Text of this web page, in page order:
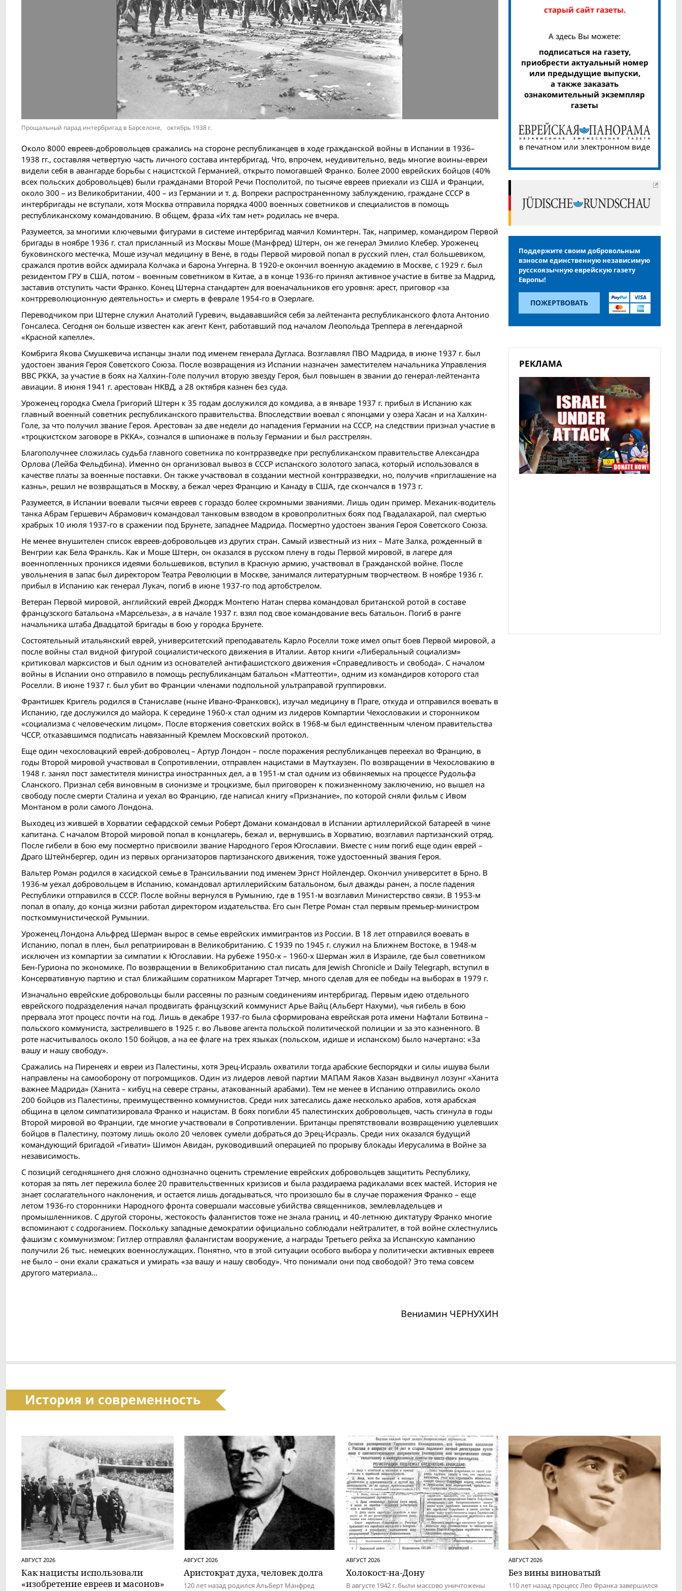
Прощальный парад интербригад в Барселоне, октябрь 1938 г.
Около 8000 евреев-добровольцев сражались на стороне республиканцев в ходе гражданской вой­ны в Испании в 1936–
1938 гг., составляя четвертую часть личного состава интербригад. Что, впрочем, неудивительно, ведь многие воины-евреи
видели себя в авангарде борьбы с нацистской Германией, открыто помогавшей Франко. Более 2000 еврейских бойцов (40%
всех польских добровольцев) были гражданами Второй Речи Посполитой, по тысяче евреев приехали из США и Франции,
около 300 – из Великобритании, 400 – из Германии и т. д. Вопреки распространенному заблуждению, граждане СССР в
интербригады не вступали, хотя Москва отправила порядка 4000 военных советников и специалистов в помощь
республиканскому командованию. В общем, фраза «Их там нет» родилась не вчера.
Разумеется, за многими ключевыми фигурами в системе интербригад маячил Коминтерн. Так, например, командиром Первой
бригады в ноябре 1936 г. стал присланный из Москвы Моше (Манфред) Штерн, он же генерал Эмилио Клебер. Уроженец
буковинского местечка, Моше изучал медицину в Вене, в годы Первой мировой попал в русский плен, стал большевиком,
сражался против войск адмирала Колчака и барона Унгерна. В 1920-е окончил военную академию в Москве, с 1929 г. был
резидентом ГРУ в США, потом – военным советником в Китае, а в конце 1936-го принял активное участие в битве за Мадрид,
заставив отступить части Франко. Конец Штерна стандартен для военачальников его уровня: арест, приговор «за
контрреволюционную деятельность» и смерть в феврале 1954-го в Озерлаге.
Переводчиком при Штерне служил Анатолий Гуревич, выдававшийся себя за лейтенанта республиканского флота Антонио
Гонсалеса. Сегодня он больше известен как агент Кент, работавший под началом Леопольда Треппера в легендарной
«Красной капелле».
Комбрига Якова Смушкевича испанцы знали под именем генерала Дугласа. Возглавлял ПВО Мадрида, в июне 1937 г. был
удостоен звания Героя Советского Союза. После возвращения из Испании назначен заместителем начальника Управления
ВВС РККА, за участие в боях на Халхин-Голе получил вторую звезду Героя, был повышен в звании до генерал-лейтенанта
авиации. 8 июня 1941 г. арестован НКВД, а 28 октября казнен без суда.
Уроженец городка Смела Григорий Штерн к 35 годам дослужился до комдива, а в январе 1937 г. прибыл в Испанию как
главный военный советник республиканского правительства. Впоследствии воевал с японцами у озера Хасан и на Халхин-
Голе, за что получил звание Героя. Арестован за две недели до нападения Германии на СССР, на следствии признал участие в
«троцкистском заговоре в РККА», сознался в шпионаже в пользу Германии и был расстрелян.
Благополучнее сложилась судьба главного советника по контрразведке при республиканском правительстве Александра
Орлова (Лейба Фельдбина). Именно он организовал вывоз в СССР испанского золотого запаса, который использовался в
качестве платы за военные поставки. Он также участвовал в создании местной контрразведки, но, получив «приглашение на
казнь», решил не возвращаться в Москву, а бежал через Францию и Канаду в США, где скончался в 1973 г.
Разумеется, в Испании воевали тысячи евреев с гораздо более скромными званиями. Лишь один пример. Механик-водитель
танка Абрам Гершевич Абрамович командовал танковым взводом в кровопролитных боях под Гвадалахарой, пал смертью
храбрых 10 июля 1937-го в сражении под Брунете, западнее Мадрида. Посмертно удостоен звания Героя Советского Союза.
Не менее внушителен список евреев-добровольцев из других стран. Самый известный из них – Мате Залка, рожденный в
Венгрии как Бела Франкль. Как и Моше Штерн, он оказался в русском плену в годы Первой мировой, в лагере для
военнопленных проникся идеями большевиков, вступил в Красную армию, участвовал в Гражданской вой­не. После
увольнения в запас был директором Театра Революции в Москве, занимался литературным творчеством. В ноябре 1936 г.
прибыл в Испанию как генерал Лукач, погиб в июне 1937-го под артобстрелом.
Ветеран Первой мировой, английский еврей Джордж Монтегю Натан сперва командовал британской ротой в составе
французского батальона «Марсельеза», а в начале 1937 г. взял под свое командование весь батальон. Погиб в ранге
начальника штаба Двадцатой бригады в бою у городка Брунете.
Состоятельный итальянский еврей, университетский преподаватель Карло Роселли тоже имел опыт боев Первой мировой, а
после вой­ны стал видной фигурой социалистического движения в Италии. Автор книги «Либеральный социализм»
критиковал марксистов и был одним из основателей антифашистского движения «Справедливость и свобода». С началом
вой­ны в Испании оно отправило в помощь республиканцам батальон «Маттеотти», одним из командиров которого стал
Роселли. В июне 1937 г. был убит во Франции членами подпольной ультраправой группировки.
Франтишек Кригель родился в Станиславе (ныне Ивано-Франковск), изучал медицину в Праге, откуда и отправился воевать в
Испанию, где дослужился до майора. К середине 1960-х стал одним из лидеров Компартии Чехословакии и сторонником
«социализма с человеческим лицом». После вторжения советских войск в 1968-м был единственным членом правительства
ЧССР, отказавшимся подписать навязанный Кремлем Московский протокол.
Еще один чехословацкий еврей-доброволец – Артур Лондон – после поражения республиканцев переехал во Францию, в
годы Второй мировой участвовал в Сопротивлении, отправлен нацистами в Маутхаузен. По возвращении в Чехословакию в
1948 г. занял пост заместителя министра иностранных дел, а в 1951-м стал одним из обвиняемых на процессе Рудольфа
Сланского. Признал себя виновным в сионизме и троцкизме, был приговорен к пожизненному заключению, но вышел на
свободу после смерти Сталина и уехал во Францию, где написал книгу «Признание», по которой сняли фильм с Ивом
Монтаном в роли самого Лондона.
Выходец из жившей в Хорватии сефардской семьи Роберт Домани командовал в Испании артиллерийской батареей в чине
капитана. С началом Второй мировой попал в концлагерь, бежал и, вернувшись в Хорватию, возглавил партизанский отряд.
После гибели в бою ему посмертно присвоили звание Народного Героя Югославии. Вместе с ним погиб еще один еврей –
Драго Штейнбергер, один из первых организаторов партизанского движения, тоже удостоенный звания Героя.
Вальтер Роман родился в хасидской семье в Трансильвании под именем Эрнст Нойлендер. Окончил университет в Брно. В
1936-м уехал добровольцем в Испанию, командовал артиллерийским батальоном, был дважды ранен, а после падения
Республики отправился в СССР. После вой­ны вернулся в Румынию, где в 1951-м возглавил Министерство связи. В 1953-м
попал в опалу, до конца жизни работал директором издательства. Его сын Петре Роман стал первым премьер-министром
посткоммунистической Румынии.
Уроженец Лондона Альфред Шерман вырос в семье еврейских иммигрантов из России. В 18 лет отправился воевать в
Испанию, попал в плен, был репатриирован в Великобританию. С 1939 по 1945 г. служил на Ближнем Востоке, в 1948-м
исключен из компартии за симпатии к Югославии. На рубеже 1950-х – 1960-х Шерман жил в Израиле, где был советником
Бен-Гуриона по экономике. По возвращении в Великобританию стал писать для Jewish Chronicle и Daily Telegraph, вступил в
Консервативную партию и стал ближайшим соратником Маргарет Тэтчер, много сделав для ее победы на выборах в 1979 г.
Изначально еврейские добровольцы были рассеяны по разным соединениям интербригад. Первым идею отдельного
еврейского подразделения начал продвигать французский коммунист Арье Вайц (Альберт Нахуми), чья гибель в бою
прервала этот процесс почти на год. Лишь в декабре 1937-го была сформирована еврейская рота имени Нафтали Ботвина –
польского коммуниста, застрелившего в 1925 г. во Львове агента польской политической полиции и за это казненного. В
роте насчитывалось около 150 бойцов, а на ее флаге на трех языках (польском, идише и испанском) было начертано: «За
вашу и нашу свободу».
Сражались на Пиренеях и евреи из Палестины, хотя Эрец-Исраэль охватили тогда арабские беспорядки и силы ишува были
направлены на самооборону от погромщиков. Один из лидеров левой партии МАПАМ Яаков Хазан выдвинул лозунг «Ханита
важнее Мадрида» (Ханита – кибуц на севере страны, атакованный арабами). Тем не менее в Испанию отправились около
200 бойцов из Палестины, преимущественно коммунистов. Среди них затесались даже несколько арабов, хотя арабская
община в целом симпатизировала Франко и нацистам. В боях погибли 45 палестинских добровольцев, часть сгинула в годы
Второй мировой во Франции, где многие участвовали в Сопротивлении. Британцы препятствовали возвращению уцелевших
бойцов в Палестину, поэтому лишь около 20 человек сумели добраться до Эрец-Исраэль. Среди них оказался будущий
командующий бригадой «Гивати» Шимон Авидан, руководивший операцией по прорыву блокады Иерусалима в Войне за
независимость.
С позиций сегодняшнего дня сложно однозначно оценить стремление еврейских добровольцев защитить Республику,
которая за пять лет пережила более 20 правительственных кризисов и была раздираема радикалами всех мастей. История не
знает сослагательного наклонения, и остается лишь догадываться, что произошло бы в случае поражения Франко – еще
летом 1936-го сторонники Народного фронта совершали массовые убийства священников, землевладельцев и
промышленников. С другой стороны, жестокость фалангистов тоже не знала границ, и 40-летнюю диктатуру Франко многие
вспоминают с содроганием. Поскольку западные демократии официально соблюдали нейтралитет, в той вой­не схлестнулись
фашизм с коммунизмом: Гитлер отправлял фалангистам вооружение, а награды Третьего рейха за Испанскую кампанию
получили 26 тыс. немецких военнослужащих. Понятно, что в этой ситуации особого выбора у политически активных евреев
не было – они ехали сражаться и умирать «за вашу и нашу свободу». Что понимали они под свободой? Это тема совсем
другого материала…
Вениамин ЧЕРНУХИН
старый сайт газеты.
А здесь Вы можете:
подписаться на газету,
приобрести актуальный номер
или предыдущие выпуски,
а также заказать
ознакомительный экземпляр
газеты
в печатном или электронном виде
Поддержите своим добровольным
взносом единственную независимую
русскоязычную еврейскую газету
Европы!
ПОЖЕРТВОВАТЬ
РЕКЛАМА
История и современность
АВГУСТ 2026
Как нацисты использовали
«изобретение евреев и масонов»
АВГУСТ 2026
Аристократ духа, человек долга
120 лет назад родился Альберт Манфред
АВГУСТ 2026
Холокост-на-Дону
В августе 1942 г. были массово уничтожены
АВГУСТ 2026
Без вины виноватый
110 лет назад процесс Лео Франка завершился